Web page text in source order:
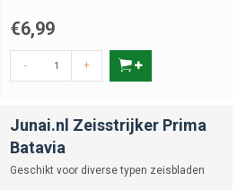
€6,99
- +
Junai.nl Zeisstrijker Prima
Batavia
Geschikt voor diverse typen zeisbladen